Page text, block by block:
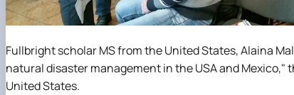
Fullbright scholar MS from the United States, Alaina
natural disaster management in the USA and
United States.